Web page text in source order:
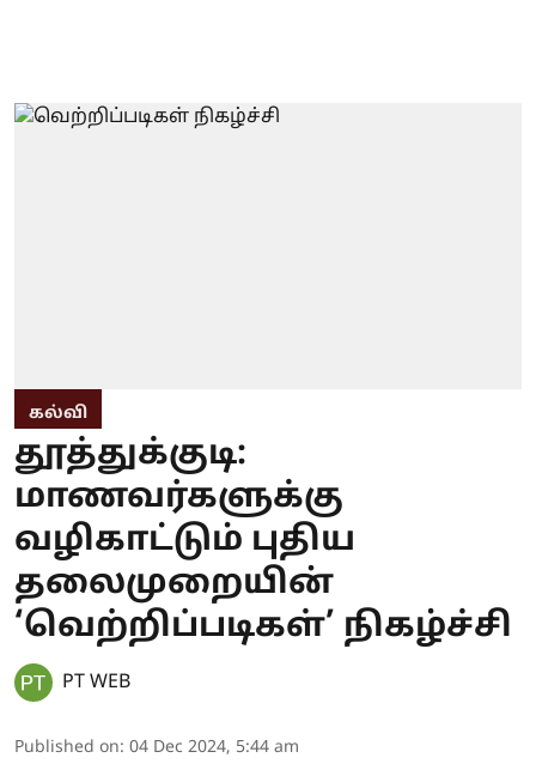
கல்வி
தூத்துக்குடி:
மாணவர்களுக்கு
வழிகாட்டும் புதிய
தலைமுறையின்
‘வெற்றிப்படிகள்’ நிகழ்ச்சி
PT WEB
Published on: 04 Dec 2024, 5:44 am